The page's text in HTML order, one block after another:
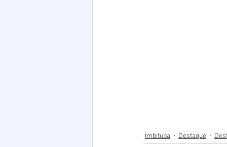
Imbituba Destaque